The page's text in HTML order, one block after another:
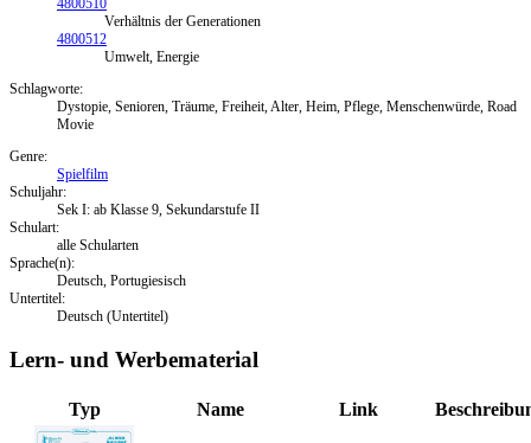
Verhältnis der Generationen
4800512
Umwelt, Energie
Schlagworte:
Dystopie, Senioren, Träume, Freiheit, Alter, Heim, Pflege, Menschenwürde, Road
Movie
Genre:
Spielfilm
Schuljahr:
Sek I: ab Klasse 9, Sekundarstufe II
Schulart:
alle Schularten
Sprache(n):
Deutsch, Portugiesisch
Untertitel:
Deutsch (Untertitel)
Lern- und Werbematerial
Typ Name Link